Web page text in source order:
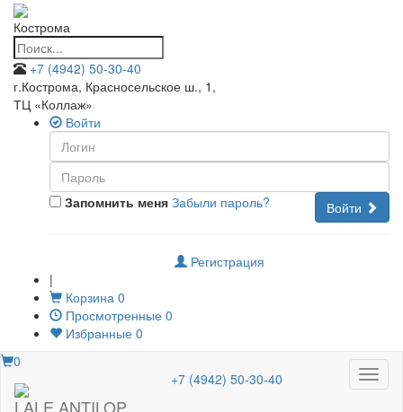
Кострома
+7 (4942) 50-30-40
г.Кострома, Красносельское ш., 1 ,
ТЦ «Коллаж»
Войти
Запомнить меня Войти
Забыли пароль?
Регистрация
|
Корзина 0
Просмотренные 0
Избранные 0
Меню
0
LALE ANTILOP
+7 (4942) 50-30-40